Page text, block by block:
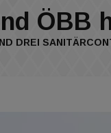
ÖBB
DREI